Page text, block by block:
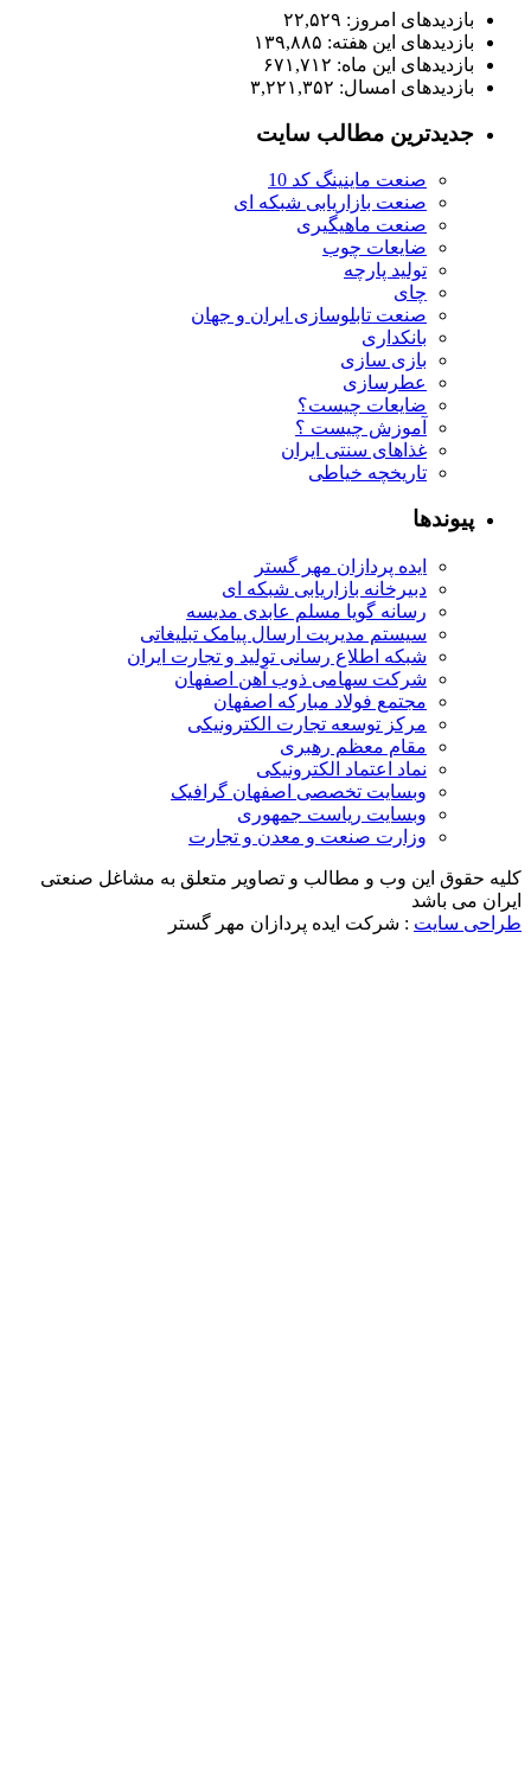
بازدیدهای امروز:۲۲,۵۲۹
بازدیدهای این هفته: ۱۳۹,۸۸۵
بازدیدهای این ماه:۶۷۱,۷۱۲
بازدیدهای امسال:۳,۲۲۱,۳۵۲
جدیدترین مطالب سایت
صنعت ماینینگ کد 10
صنعت بازاریابی شبکه ای
صنعت ماهیگیری
ضایعات چوب
تولید پارچه
چای
صنعت تابلوسازی ایران و جهان
بانکداری
بازی سازی
عطرسازی
ضایعات چیست؟
آموزش چیست ؟
غذاهای سنتی ایران
تاریخچه خیاطی
پیوندها
ایده پردازان مهر گستر
دبیرخانه بازاریابی شبکه ای
رسانه گویا مسلم عابدی مدیسه
سیستم مدیریت ارسال پیامک تبلیغاتی
شبکه اطلاع رسانی تولید و تجارت ایران
شرکت سهامی ذوب آهن اصفهان
مجتمع فولاد مبارکه اصفهان
مرکز توسعه تجارت الکترونیکی
مقام معظم رهبری
نماد اعتماد الکترونیکی
وبسایت تخصصی اصفهان گرافیک
وبسایت ریاست جمهوری
وزارت صنعت و معدن و تجارت
حقوق این وب و مطالب و تصاویر متعلق به مشاغل صنعتی
می باشد
سایت : شرکت ایده پردازان مهر گستر